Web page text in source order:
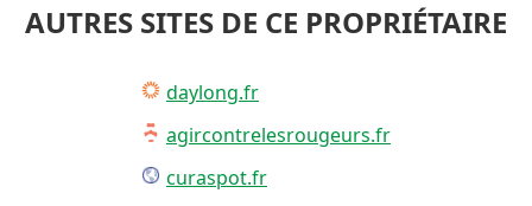
AUTRES SITES DE CE PROPRIÉTAIRE
daylong.fr
agircontrelesrougeurs.fr
curaspot.fr